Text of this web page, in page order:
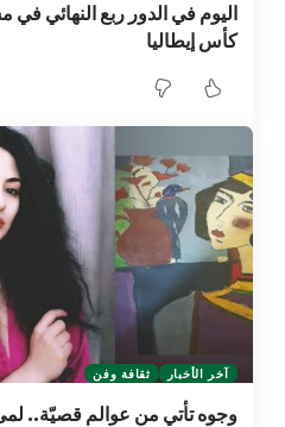
اليوم في الدور ربع النهائي في
كأس إيطاليا
آخر الأخبار ثقافة وفن
وجوه تأتي من عوالم قصيّة..